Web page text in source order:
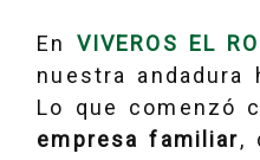
En VIVEROS EL
nuestra andadura
Lo que comenzó
empresa familiar,